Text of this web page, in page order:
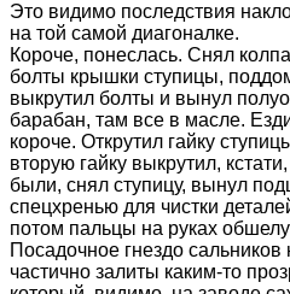
Это видимо последствия
на той самой диагоналке.
Короче, понеслась. Снял
болты крышки ступицы,
выкрутил болты и вынул
барабан, там все в масле.
короче. Открутил гайку
вторую гайку выкрутил,
были, снял ступицу, вынул
спецхренью для чистки
потом пальцы на руках
Посадочное гнездо
частично залиты каким-то